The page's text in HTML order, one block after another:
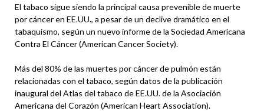
El tabaco sigue siendo la principal causa prevenible de muerte
por cáncer en EE.UU., a pesar de un declive dramático en el
tabaquismo, según un nuevo informe de la Sociedad Americana
Contra El Cáncer (American Cancer Society).
Más del 80% de las muertes por cáncer de pulmón están
relacionadas con el tabaco, según datos de la publicación
inaugural del Atlas del tabaco de EE.UU. de la Asociación
Americana del Corazón (American Heart Association).